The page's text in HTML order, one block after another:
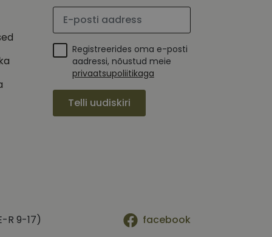
Palun sisesta e-posti aadress
Registreerides oma e-posti
aadressi, nõustud meie
privaatsupoliitikaga
Telli uudiskiri
R 9-17) facebook
andmete
aadressi
teha kindlaks,
näiteks reaalajas